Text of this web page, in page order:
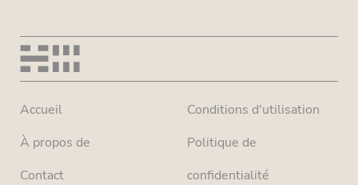
Accueil
À propos de
Contact
Conditions d'utilisation
Politique de
confidentialité